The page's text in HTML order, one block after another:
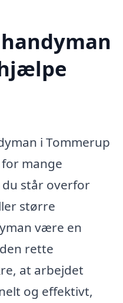
i Tommerup
mange
du står overfor
større
være en
rette
at arbejdet
og effektivt,